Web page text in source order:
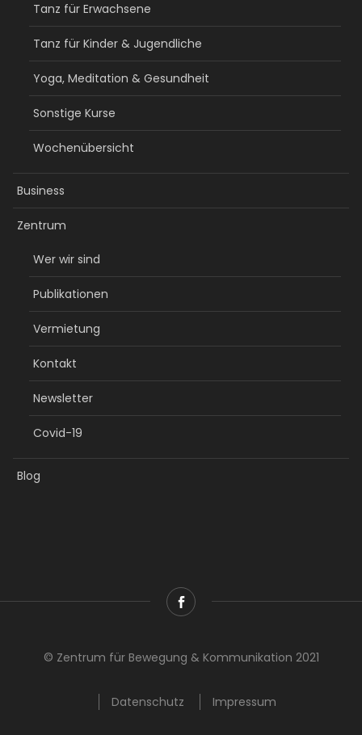
Tanz für Erwachsene
Tanz für Kinder & Jugendliche
Yoga, Meditation & Gesundheit
Sonstige Kurse
Wochenübersicht
Business
Zentrum
Wer wir sind
Publikationen
Vermietung
Kontakt
Newsletter
Covid-19
Blog
© Zentrum für Bewegung & Kommunikation 2021
Datenschutz Impressum